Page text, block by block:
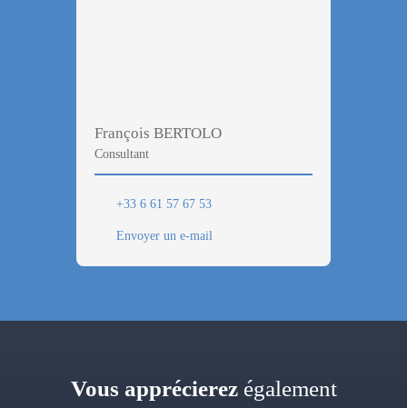
François BERTOLO
Consultant
+33 6 61 57 67 53
Envoyer un e-mail
Vous apprécierezégalement